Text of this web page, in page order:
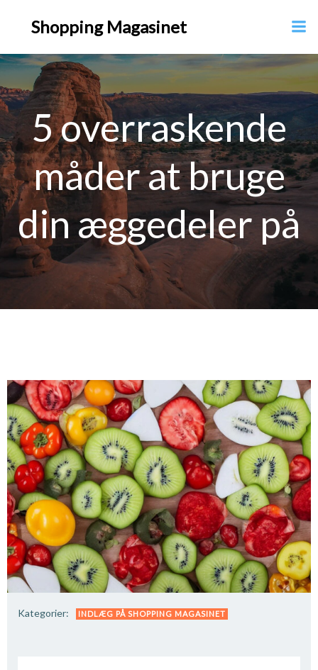
til
Shopping Magasinet
5 overraskende
måder at bruge
din æggedeler på
Kategorier: INDLÆG PÅ SHOPPING MAGASINET